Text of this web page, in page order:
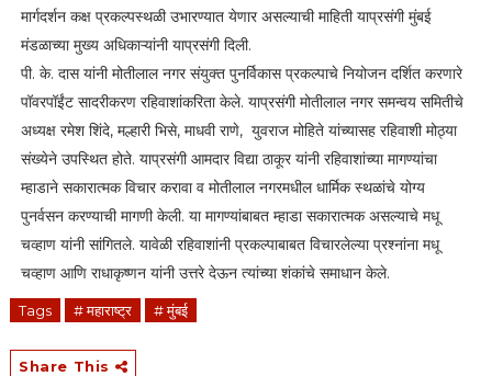
मार्गदर्शन कक्ष प्रकल्पस्थळी उभारण्यात येणार असल्याची माहिती याप्रसंगी मुंबई
मंडळाच्या मुख्य अधिकाऱ्यांनी याप्रसंगी दिली.
पी. के. दास यांनी मोतीलाल नगर संयुक्त पुनर्विकास प्रकल्पाचे नियोजन दर्शित करणारे
पॉवरपॉईंट सादरीकरण रहिवाशांकरिता केले. याप्रसंगी मोतीलाल नगर समन्वय समितीचे
अध्यक्ष रमेश शिंदे, मल्हारी भिसे, माधवी राणे, युवराज मोहिते यांच्यासह रहिवाशी मोठ्या
संख्येने उपस्थित होते. याप्रसंगी आमदार विद्या ठाकूर यांनी रहिवाशांच्या मागण्यांचा
म्हाडाने सकारात्मक विचार करावा व मोतीलाल नगरमधील धार्मिक स्थळांचे योग्य
पुनर्वसन करण्याची मागणी केली. या मागण्यांबाबत म्हाडा सकारात्मक असल्याचे मधू
चव्हाण यांनी सांगितले. यावेळी रहिवाशांनी प्रकल्पाबाबत विचारलेल्या प्रश्नांना मधू
चव्हाण आणि राधाकृष्णन यांनी उत्तरे देऊन त्यांच्या शंकांचे समाधान केले.
Tags # महाराष्ट्र # मुंबई
Share This